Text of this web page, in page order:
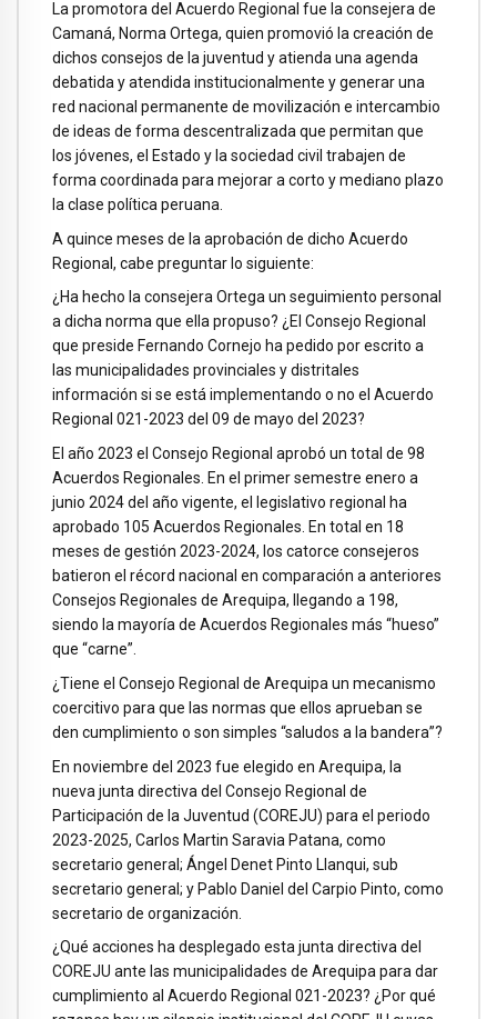
La promotora del Acuerdo Regional fue la consejera de
Camaná, Norma Ortega, quien promovió la creación de
dichos consejos de la juventud y atienda una agenda
debatida y atendida institucionalmente y generar una
red nacional permanente de movilización e intercambio
de ideas de forma descentralizada que permitan que
los jóvenes, el Estado y la sociedad civil trabajen de
forma coordinada para mejorar a corto y mediano plazo
la clase política peruana.
A quince meses de la aprobación de dicho Acuerdo
Regional, cabe preguntar lo siguiente:
¿Ha hecho la consejera Ortega un seguimiento personal
a dicha norma que ella propuso? ¿El Consejo Regional
que preside Fernando Cornejo ha pedido por escrito a
las municipalidades provinciales y distritales
información si se está implementando o no el Acuerdo
Regional 021-2023 del 09 de mayo del 2023?
El año 2023 el Consejo Regional aprobó un total de 98
Acuerdos Regionales. En el primer semestre enero a
junio 2024 del año vigente, el legislativo regional ha
aprobado 105 Acuerdos Regionales. En total en 18
meses de gestión 2023-2024, los catorce consejeros
batieron el récord nacional en comparación a anteriores
Consejos Regionales de Arequipa, llegando a 198,
siendo la mayoría de Acuerdos Regionales más “hueso”
que “carne”.
¿Tiene el Consejo Regional de Arequipa un mecanismo
coercitivo para que las normas que ellos aprueban se
den cumplimiento o son simples “saludos a la bandera”?
En noviembre del 2023 fue elegido en Arequipa, la
nueva junta directiva del Consejo Regional de
Participación de la Juventud (COREJU) para el periodo
2023-2025, Carlos Martin Saravia Patana, como
secretario general; Ángel Denet Pinto Llanqui, sub
secretario general; y Pablo Daniel del Carpio Pinto, como
secretario de organización.
¿Qué acciones ha desplegado esta junta directiva del
COREJU ante las municipalidades de Arequipa para dar
cumplimiento al Acuerdo Regional 021-2023? ¿Por qué